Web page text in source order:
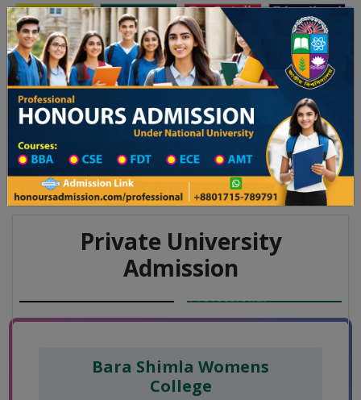
Toggle navigation অনার্স ভর্তি প্রফেশনাল অনার্স
Updates
২০২৫-২৬ শিক্ষাবর্ষের ১ম বর্ষের ভর্তি আবেদন বিজ্ঞপ্তি ঢাকা বিশ্ববিদ্যালয় ২০২৫-২৬
College List District Wise
College List in Naogaon District
College Information
Private University
Admission
Bara Shimla Womens
College